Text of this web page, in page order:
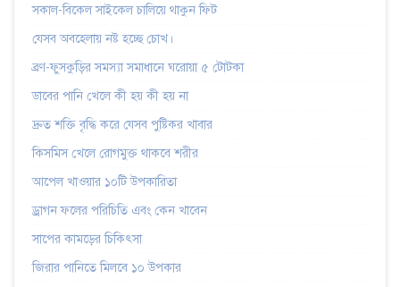
সকাল-বিকেল সাইকেল চালিয়ে থাকুন ফিট
যেসব অবহেলায় নষ্ট হচ্ছে চোখ।
ব্রণ-ফুসকুড়ির সমস্যা সমাধানে ঘরোয়া ৫ টোটকা
ডাবের পানি খেলে কী হয় কী হয় না
দ্রুত শক্তি বৃদ্ধি করে যেসব পুষ্টিকর খাবার
কিসমিস খেলে রোগমুক্ত থাকবে শরীর
আপেল খাওয়ার ১০টি উপকারিতা
ড্রাগন ফলের পরিচিতি এবং কেন খাবেন
সাপের কামড়ের চিকিৎসা
জিরার পানিতে মিলবে ১০ উপকার